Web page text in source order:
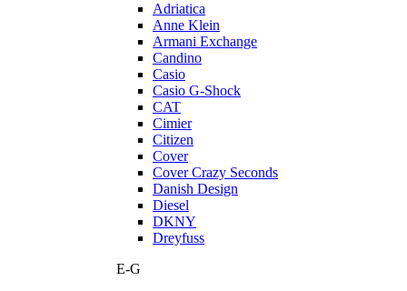
Adriatica
Anne Klein
Armani Exchange
Candino
Casio
Casio G-Shock
CAT
Cimier
Citizen
Cover
Cover Crazy Seconds
Danish Design
Diesel
DKNY
Dreyfuss
E-G